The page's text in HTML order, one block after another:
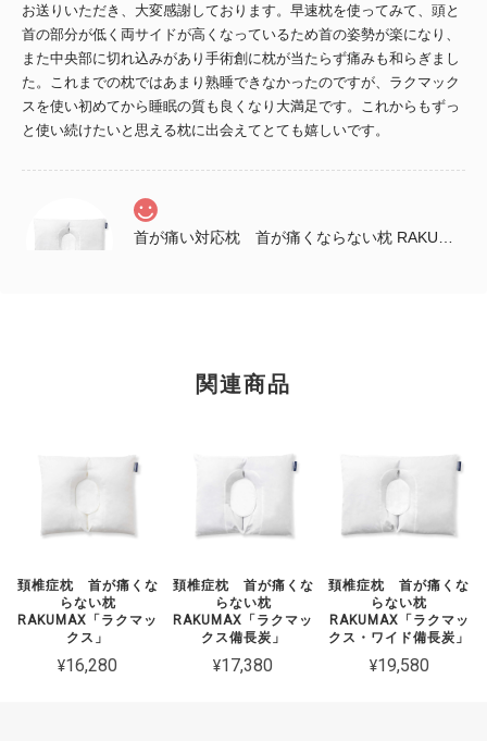
お送りいただき、大変感謝しております。早速枕を使ってみて、頭と
首の部分が低く両サイドが高くなっているため首の姿勢が楽になり、
また中央部に切れ込みがあり手術創に枕が当たらず痛みも和らぎまし
た。これまでの枕ではあまり熟睡できなかったのですが、ラクマック
スを使い初めてから睡眠の質も良くなり大満足です。これからもずっ
と使い続けたいと思える枕に出会えてとても嬉しいです。
まだ痛みがあるようですが、 肩がすごく楽になっているそうです。
関連商品
頚椎症枕 首が痛くな
らない枕
RAKUMAX「ラクマッ
クス」
¥16,280
頚椎症枕 首が痛くな
らない枕
RAKUMAX「ラクマッ
クス備長炭」
¥17,380
頚椎症枕 首が痛くな
らない枕
RAKUMAX「ラクマッ
クス・ワイド備長炭」
¥19,580